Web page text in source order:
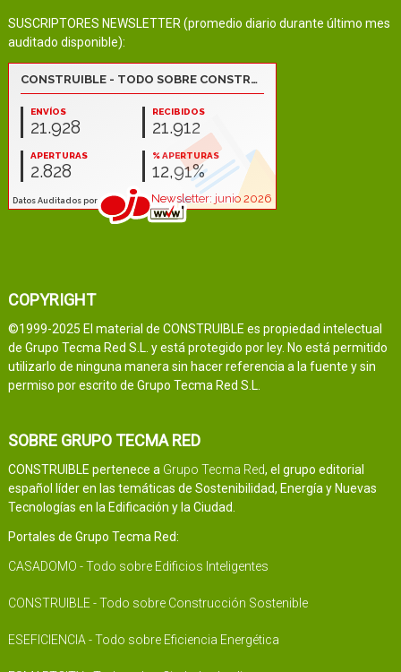
SUSCRIPTORES NEWSLETTER (promedio diario durante último mes
auditado disponible):
COPYRIGHT
©1999-2025 El material de CONSTRUIBLE es propiedad intelectual
de Grupo Tecma Red S.L. y está protegido por ley. No está permitido
utilizarlo de ninguna manera sin hacer referencia a la fuente y sin
permiso por escrito de Grupo Tecma Red S.L.
SOBRE GRUPO TECMA RED
CONSTRUIBLE pertenece a Grupo Tecma Red, el grupo editorial
español líder en las temáticas de Sostenibilidad, Energía y Nuevas
Tecnologías en la Edificación y la Ciudad.
Portales de Grupo Tecma Red:
CASADOMO - Todo sobre Edificios Inteligentes
CONSTRUIBLE - Todo sobre Construcción Sostenible
ESEFICIENCIA - Todo sobre Eficiencia Energética